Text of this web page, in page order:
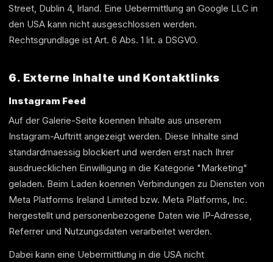
Street, Dublin 4, Irland. Eine Uebermittlung an Google LLC in
den USA kann nicht ausgeschlossen werden.
Rechtsgrundlage ist Art. 6 Abs. 1 lit. a DSGVO.
6. Externe Inhalte und Kontaktlinks
Instagram Feed
Auf der Galerie-Seite koennen Inhalte aus unserem
Instagram-Auftritt angezeigt werden. Diese Inhalte sind
standardmaessig blockiert und werden erst nach Ihrer
ausdruecklichen Einwilligung in die Kategorie "Marketing"
geladen. Beim Laden koennen Verbindungen zu Diensten von
Meta Platforms Ireland Limited bzw. Meta Platforms, Inc.
hergestellt und personenbezogene Daten wie IP-Adresse,
Referrer und Nutzungsdaten verarbeitet werden.
Dabei kann eine Uebermittlung in die USA nicht